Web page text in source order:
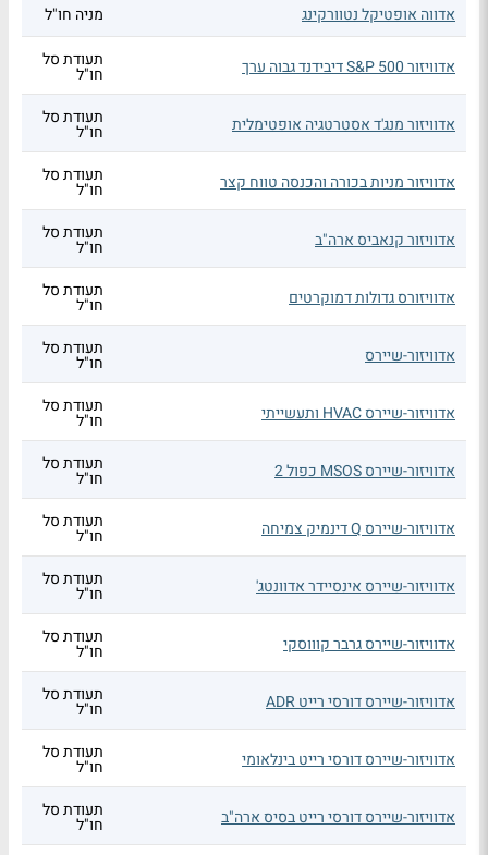
אדווה אופטיקל נטוורקינג מניה חו"ל
אדוויזור S&P 500 דיבידנד גבוה ערך תעודת סל
חו"ל
אדוויזור מנג'ד אסטרטגיה אופטימלית תעודת סל
חו"ל
אדוויזור מניות בכורה והכנסה טווח קצר תעודת סל
חו"ל
אדוויזור קנאביס ארה"ב תעודת סל
חו"ל
אדוויזורס גדולות דמוקרטים תעודת סל
חו"ל
אדוויזור-שיירס תעודת סל
חו"ל
אדוויזור-שיירס HVAC ותעשייתי תעודת סל
חו"ל
אדוויזור-שיירס MSOS כפול 2 תעודת סל
חו"ל
אדוויזור-שיירס Q דינמיק צמיחה תעודת סל
חו"ל
אדוויזור-שיירס אינסיידר אדוונטג' תעודת סל
חו"ל
אדוויזור-שיירס גרבר קוווסקי תעודת סל
חו"ל
אדוויזור-שיירס דורסי רייט ADR תעודת סל
חו"ל
אדוויזור-שיירס דורסי רייט בינלאומי תעודת סל
חו"ל
אדוויזור-שיירס דורסי רייט בסיס ארה"ב תעודת סל
חו"ל